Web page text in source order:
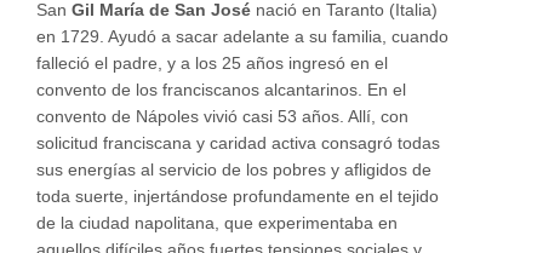
San Gil María de San José nació en Taranto (Italia)
en 1729. Ayudó a sacar adelante a su familia, cuando
falleció el padre, y a los 25 años ingresó en el
convento de los franciscanos alcantarinos. En el
convento de Nápoles vivió casi 53 años. Allí, con
solicitud franciscana y caridad activa consagró todas
sus energías al servicio de los pobres y afligidos de
toda suerte, injertándose profundamente en el tejido
de la ciudad napolitana, que experimentaba en